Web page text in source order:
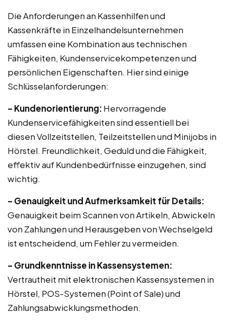
Die Anforderungen an Kassenhilfen und
Kassenkräfte in Einzelhandelsunternehmen
umfassen eine Kombination aus technischen
Fähigkeiten, Kundenservicekompetenzen und
persönlichen Eigenschaften. Hier sind einige
Schlüsselanforderungen:
– Kundenorientierung: Hervorragende
Kundenservicefähigkeiten sind essentiell bei
diesen Vollzeitstellen, Teilzeitstellen und Minijobs in
Hörstel. Freundlichkeit, Geduld und die Fähigkeit,
effektiv auf Kundenbedürfnisse einzugehen, sind
wichtig.
– Genauigkeit und Aufmerksamkeit für Details:
Genauigkeit beim Scannen von Artikeln, Abwickeln
von Zahlungen und Herausgeben von Wechselgeld
ist entscheidend, um Fehler zu vermeiden.
– Grundkenntnisse in Kassensystemen:
Vertrautheit mit elektronischen Kassensystemen in
Hörstel, POS-Systemen (Point of Sale) und
Zahlungsabwicklungsmethoden.